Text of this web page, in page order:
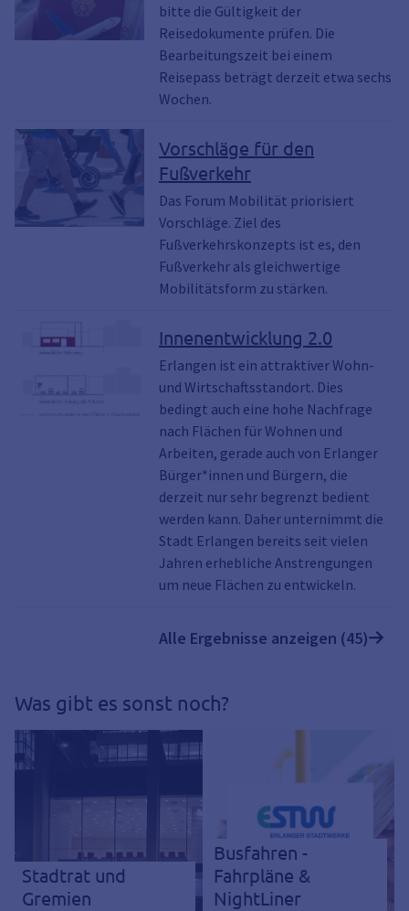
bitte die Gültigkeit der
Reisedokumente prüfen. Die
Bearbeitungszeit bei einem
Reisepass beträgt derzeit etwa sechs
Wochen.
Vorschläge für den
Fußverkehr
Das Forum Mobilität priorisiert
Vorschläge. Ziel des
Fußverkehrskonzepts ist es, den
Fußverkehr als gleichwertige
Mobilitätsform zu stärken.
Innenentwicklung 2.0
Erlangen ist ein attraktiver Wohn-
und Wirtschaftsstandort. Dies
bedingt auch eine hohe Nachfrage
nach Flächen für Wohnen und
Arbeiten, gerade auch von Erlanger
Bürger*innen und Bürgern, die
derzeit nur sehr begrenzt bedient
werden kann. Daher unternimmt die
Stadt Erlangen bereits seit vielen
Jahren erhebliche Anstrengungen
um neue Flächen zu entwickeln.
Alle Ergebnisse anzeigen (45)
Was gibt es sonst noch?
Stadtrat und
Gremien
Busfahren -
Fahrpläne &
NightLiner